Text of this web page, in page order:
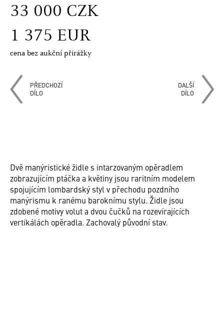
33 000 CZK
1 375 EUR
cena bez aukční přirážky
PŘEDCHOZÍ
DÍLO
DALŠÍ
DÍLO
Dvě manýristické židle s intarzovaným opěradlem
zobrazujícím ptáčka a květiny jsou raritním modelem
spojujícím lombardský styl v přechodu pozdního
manýrismu k ranému baroknímu stylu. Židle jsou
zdobené motivy volut a dvou čučků na rozevírajících
vertikálách opěradla. Zachovalý původní stav.